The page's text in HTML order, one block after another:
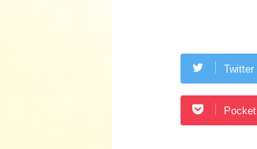
Twitter
Pocket